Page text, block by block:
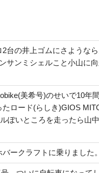
台の井上ゴムにさような
サンミシェルこと小山に
美希号)のせいで10年
たロード(らしき)GIOS
ぽいところを走ったら山
ークラフトに乗りました。